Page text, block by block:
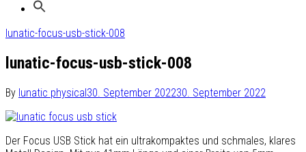
lunatic-focus-usb-stick-008
lunatic-focus-usb-stick-008
By lunatic physical30. September 202230. September 2022
Der Focus USB Stick hat ein ultrakompaktes und schmales, klares